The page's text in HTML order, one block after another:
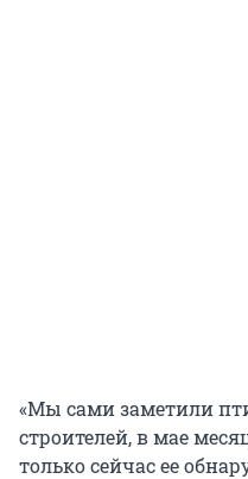
«Мы сами заметили
строителей, в мае
только сейчас ее